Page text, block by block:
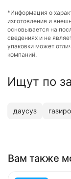
*Информация о
изготовления и
основывается на
сведениях и не
упаковки может
компаний.
Ищут по
даусуз
Вам также